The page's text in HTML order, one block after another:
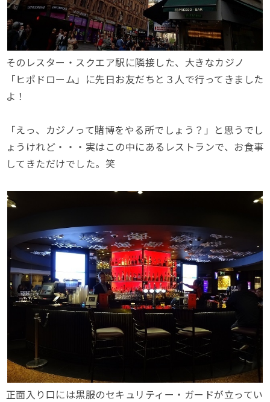
そのレスター・スクエア駅に隣接した、大きなカジノ
「ヒポドローム」に先日お友だちと３人で行ってきました
よ！
「えっ、カジノって賭博をやる所でしょう？」と思うでし
ょうけれど・・・実はこの中にあるレストランで、お食事
してきただけでした。笑
正面入り口には黒服のセキュリティー・ガードが立ってい